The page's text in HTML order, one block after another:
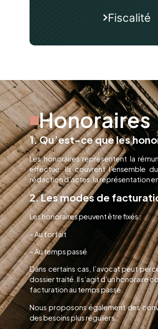
Fiscalité
Honoraires
1. Qu’est-ce que les
Les honoraires représentent la
effectue. Ils couvrent l’ensemble
rédaction d’actes, la représentation
2. Les modes de
Les honoraires peuvent être fixés :
– Au forfait
– Au temps passé
Dans certains cas, l’avocat peut
dossier traité. Il s’agit d’un honoraire
facturation au temps passé.
Nous proposons également des
des besoins plus réguliers.